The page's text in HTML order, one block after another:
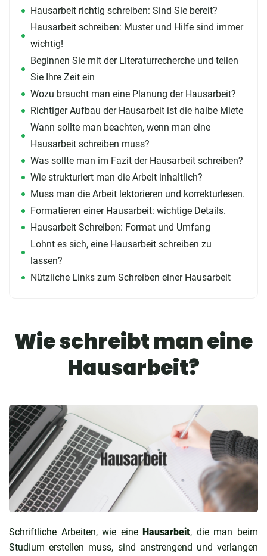
Hausarbeit richtig schreiben: Sind Sie bereit?
Hausarbeit schreiben: Muster und Hilfe sind immer
wichtig!
Beginnen Sie mit der Literaturrecherche und teilen
Sie Ihre Zeit ein
Wozu braucht man eine Planung der Hausarbeit?
Richtiger Aufbau der Hausarbeit ist die halbe Miete
Wann sollte man beachten, wenn man eine
Hausarbeit schreiben muss?
Was sollte man im Fazit der Hausarbeit schreiben?
Wie strukturiert man die Arbeit inhaltlich?
Muss man die Arbeit lektorieren und korrekturlesen.
Formatieren einer Hausarbeit: wichtige Details.
Hausarbeit Schreiben: Format und Umfang
Lohnt es sich, eine Hausarbeit schreiben zu
lassen?
Nützliche Links zum Schreiben einer Hausarbeit
Wie schreibt man eine
Hausarbeit?
Schriftliche Arbeiten, wie eineHausarbeit, die man beim
Studium erstellen muss, sind anstrengend und verlangen